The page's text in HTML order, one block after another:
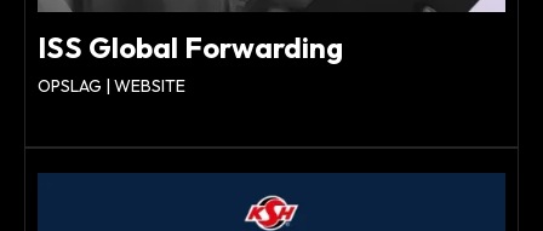
ISS Global Forwarding
OPSLAG | WEBSITE